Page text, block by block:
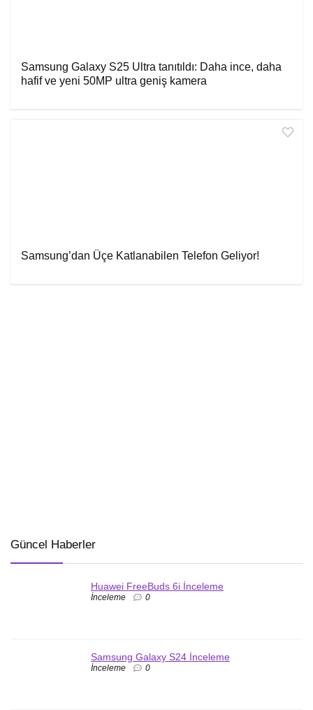
Samsung Galaxy S25 Ultra tanıtıldı: Daha ince, daha
hafif ve yeni 50MP ultra geniş kamera
Samsung’dan Üçe Katlanabilen Telefon Geliyor!
Güncel Haberler
Huawei FreeBuds 6i İnceleme
İnceleme 0
Samsung Galaxy S24 İnceleme
İnceleme 0